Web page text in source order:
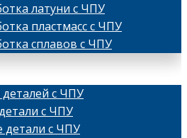
латуни с ЧПУ
пластмасс с ЧПУ
сплавов с ЧПУ
с ЧПУ
с ЧПУ
детали с ЧПУ